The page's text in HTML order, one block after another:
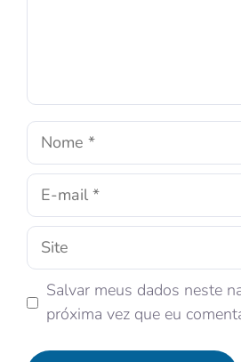
Salvar meus dados neste
próxima vez que eu